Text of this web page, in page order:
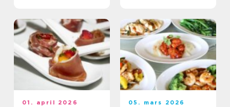
01. april 2026 05. mars 2026